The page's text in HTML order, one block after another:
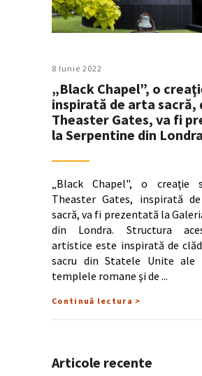
8 Iunie 2022
„Black Chapel”, o
inspirată de arta sacră,
Theaster Gates, va fi
la Serpentine din Londra
„Black Chapel", o creaţie
Theaster Gates, inspirată
sacră, va fi prezentată la
din Londra. Structura
artistice este inspirată de
sacru din Statele Unite ale
templele romane şi de
Continuă lectura >
Articole recente